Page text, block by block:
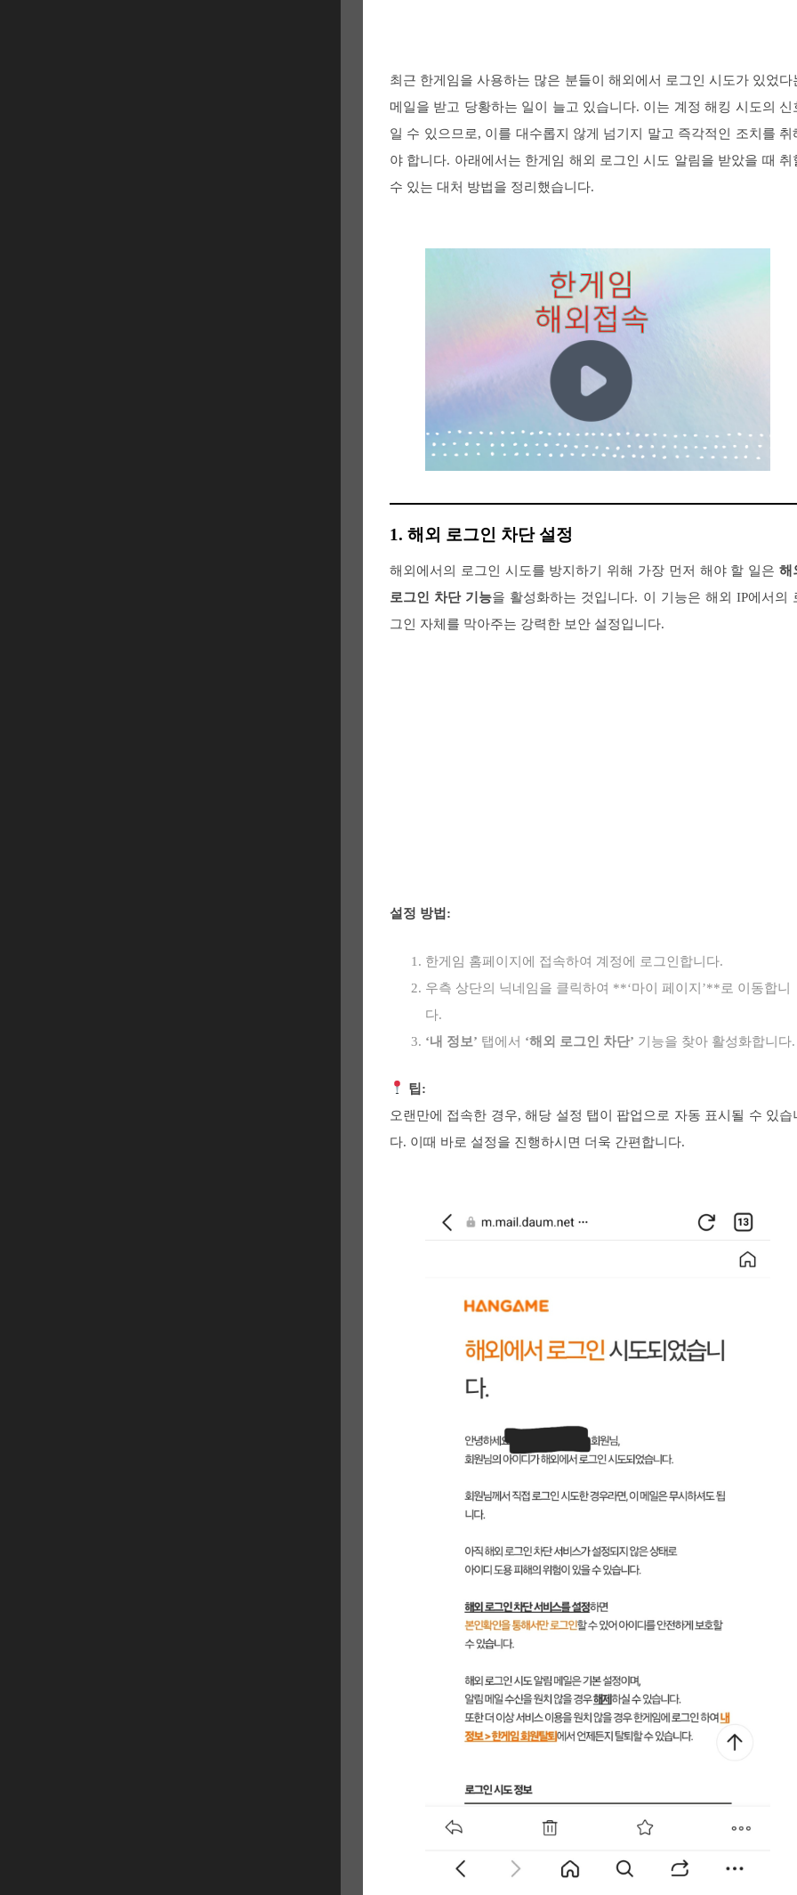
최근 한게임을 사용하는 많은 분들이 해외에서 로그인 시도가 있었다
메일을 받고 당황하는 일이 늘고 있습니다. 이는 계정 해킹 시도의 신
일 수 있으므로, 이를 대수롭지 않게 넘기지 말고 즉각적인 조치를 취
야 합니다. 아래에서는 한게임 해외 로그인 시도 알림을 받았을 때 취
수 있는 대처 방법을 정리했습니다.
1. 해외 로그인 차단 설정
해외에서의 로그인 시도를 방지하기 위해 가장 먼저 해야 할 일은 해
로그인 차단 기능을 활성화하는 것입니다. 이 기능은 해외 IP에서의
그인 자체를 막아주는 강력한 보안 설정입니다.
설정 방법:
한게임 홈페이지에 접속하여 계정에 로그인합니다.
우측 상단의 닉네임을 클릭하여 **‘마이 페이지’**로 이동합니
다.
‘내 정보’ 탭에서 ‘해외 로그인 차단’ 기능을 찾아 활성화합니다.
팁:
오랜만에 접속한 경우, 해당 설정 탭이 팝업으로 자동 표시될 수 있습
다. 이때 바로 설정을 진행하시면 더욱 간편합니다.